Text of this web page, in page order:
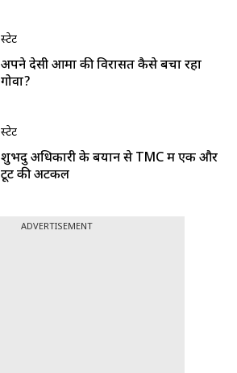
स्टेट
अपने देसी आमों की विरासत कैसे बचा रहा
गोवा?
स्टेट
शुभेंदु अधिकारी के बयान से TMC में एक और
टूट की अटकलें
ADVERTISEMENT